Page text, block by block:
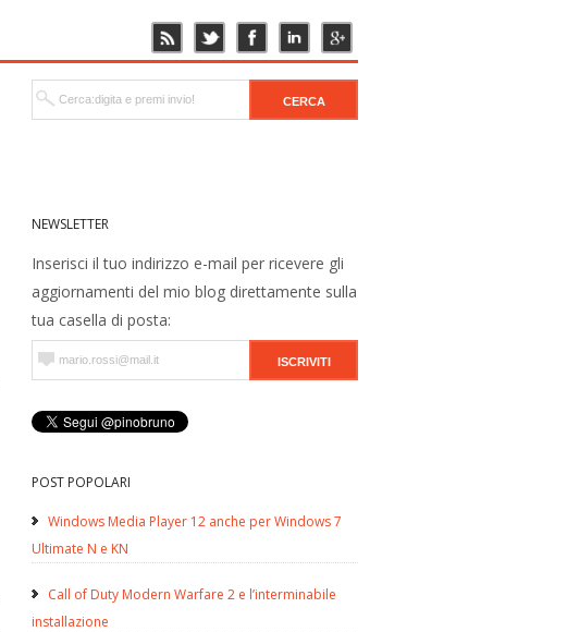
NEWSLETTER
Inserisci il tuo indirizzo e-mail per ricevere gli
aggiornamenti del mio blog direttamente sulla
tua casella di posta:
POST POPOLARI
Windows Media Player 12 anche per Windows 7
Ultimate N e KN
Call of Duty Modern Warfare 2 e l’interminabile
installazione